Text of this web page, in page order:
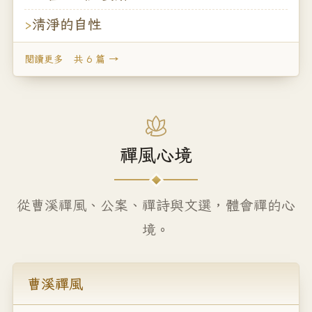
清淨的自性
閱讀更多 共 6 篇 →
禪風心境
從曹溪禪風、公案、禪詩與文選，體會禪的心
境。
曹溪禪風